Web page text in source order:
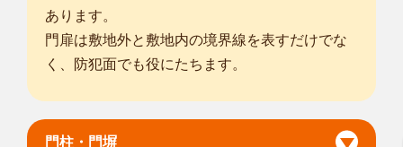
あります。
門扉は敷地外と敷地内の境界線を表すだけでな
く、防犯面でも役にたちます。
門柱・門塀